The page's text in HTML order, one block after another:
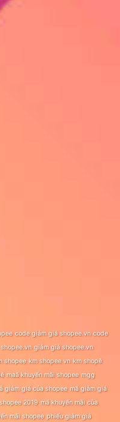
code giảm giá shopee.vn code
giảm giá shopee.vn
shopee km shopee vn km shopê
maã khuyến mãi shopee mgg
giảm giá của shopee mã giảm giá
2019 mã khuyến mãi của
mãi shopee phiếu giảm giá